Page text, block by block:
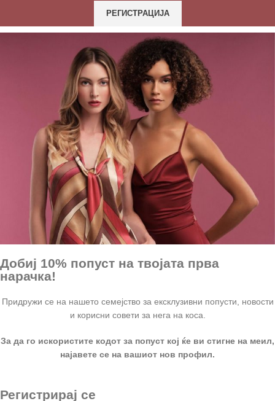
РЕГИСТРАЦИЈА
Добиј 10% попуст на твојата прва
нарачка!
Придружи се на нашето семејство за ексклузивни попусти, новости
и корисни совети за нега на коса.
За да го искористите кодот за попуст кој ќе ви стигне на меил,
најавете се на вашиот нов профил.
Регистрирај се